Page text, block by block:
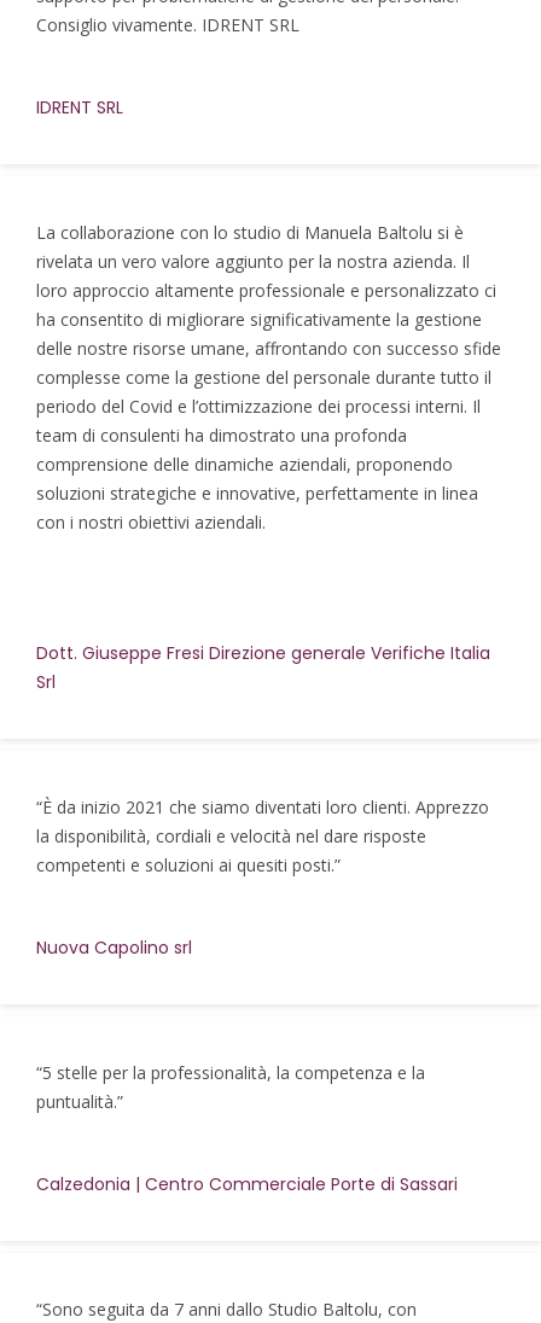
Consiglio vivamente. IDRENT SRL
IDRENT SRL
La collaborazione con lo studio di Manuela Baltolu si è
rivelata un vero valore aggiunto per la nostra azienda. Il
loro approccio altamente professionale e personalizzato ci
ha consentito di migliorare significativamente la gestione
delle nostre risorse umane, affrontando con successo sfide
complesse come la gestione del personale durante tutto il
periodo del Covid e l’ottimizzazione dei processi interni. Il
team di consulenti ha dimostrato una profonda
comprensione delle dinamiche aziendali, proponendo
soluzioni strategiche e innovative, perfettamente in linea
con i nostri obiettivi aziendali.
Dott. Giuseppe Fresi Direzione generale Verifiche Italia
Srl
“È da inizio 2021 che siamo diventati loro clienti. Apprezzo
la disponibilità, cordiali e velocità nel dare risposte
competenti e soluzioni ai quesiti posti.”
Nuova Capolino srl
“5 stelle per la professionalità, la competenza e la
puntualità.”
Calzedonia | Centro Commerciale Porte di Sassari
“Sono seguita da 7 anni dallo Studio Baltolu, con